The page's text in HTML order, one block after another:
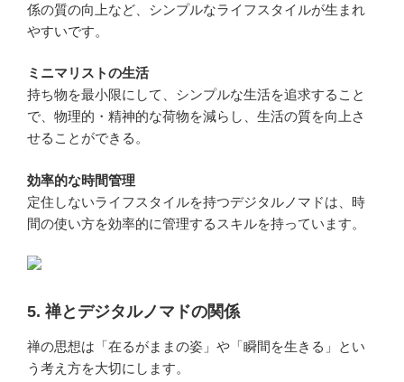
係の質の向上など、シンプルなライフスタイルが生まれ
やすいです。
ミニマリストの生活
持ち物を最小限にして、シンプルな生活を追求すること
で、物理的・精神的な荷物を減らし、生活の質を向上さ
せることができる。
効率的な時間管理
定住しないライフスタイルを持つデジタルノマドは、時
間の使い方を効率的に管理するスキルを持っています。
5. 禅とデジタルノマドの関係
禅の思想は「在るがままの姿」や「瞬間を生きる」とい
う考え方を大切にします。